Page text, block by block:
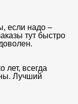
если надо –
тут быстро
лет, всегда
Лучший